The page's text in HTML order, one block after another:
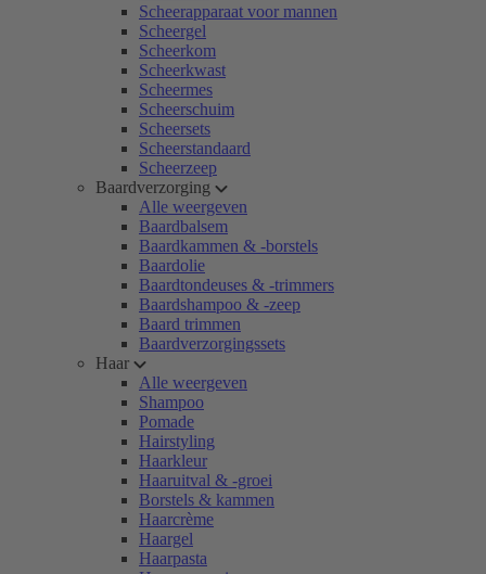
Scheerapparaat voor mannen
Scheergel
Scheerkom
Scheerkwast
Scheermes
Scheerschuim
Scheersets
Scheerstandaard
Scheerzeep
Baardverzorging
Alle weergeven
Baardbalsem
Baardkammen & -borstels
Baardolie
Baardtondeuses & -trimmers
Baardshampoo & -zeep
Baard trimmen
Baardverzorgingssets
Haar
Alle weergeven
Shampoo
Pomade
Hairstyling
Haarkleur
Haaruitval & -groei
Borstels & kammen
Haarcrème
Haargel
Haarpasta